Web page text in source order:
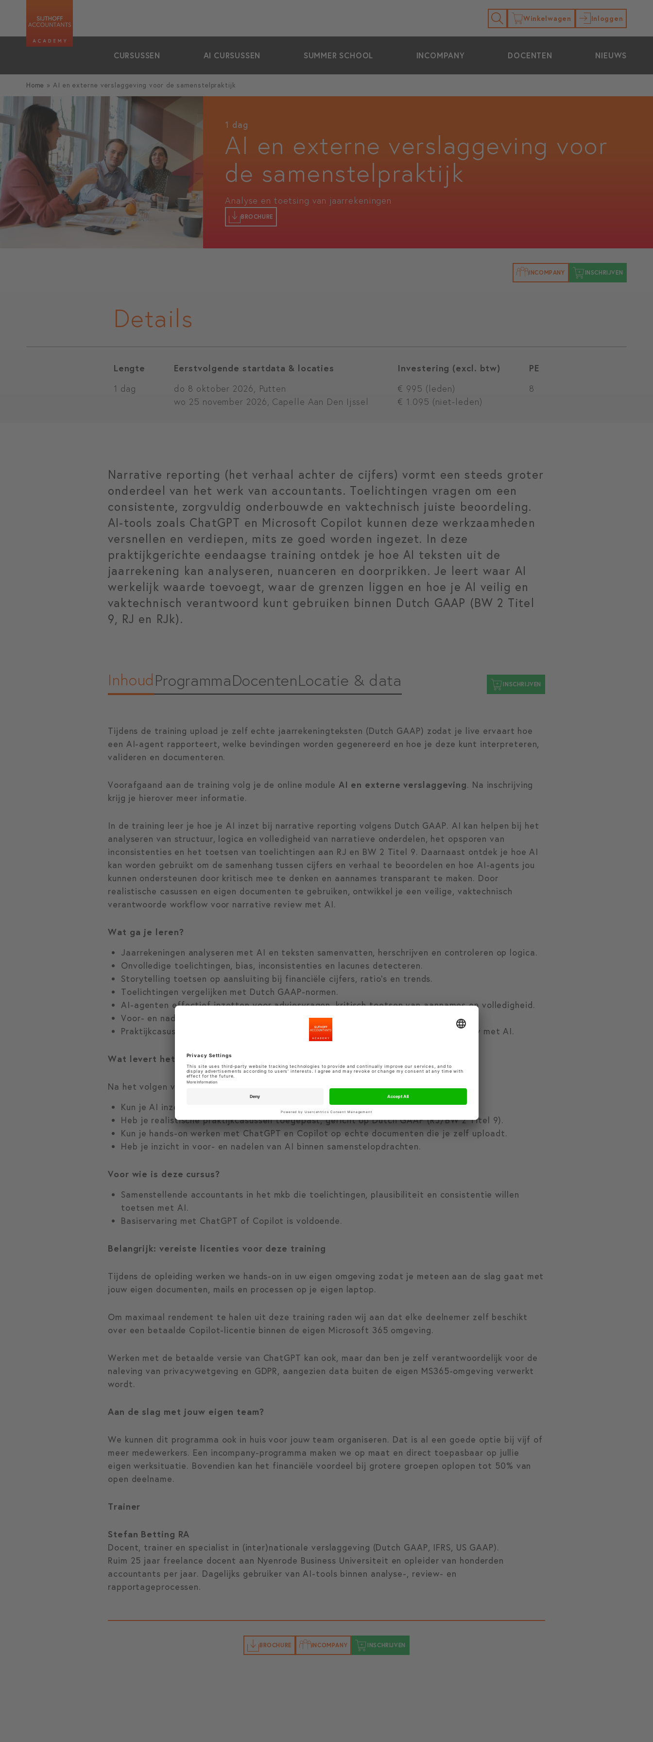
Winkelwagen Inloggen
CURSUSSEN AI CURSUSSEN SUMMER SCHOOL INCOMPANY DOCENTEN NIEUWS
Home »AI en externe verslaggeving voor de samenstelpraktijk
1 dag
AI en externe verslaggeving voor
de samenstelpraktijk
Analyse en toetsing van jaarrekeningen
BROCHURE
INCOMPANY INSCHRIJVEN
Details
Lengte
1 dag
Eerstvolgende startdata & locaties
do 8 oktober 2026, Putten
wo 25 november 2026, Capelle Aan Den Ijssel
Investering (excl. btw)
€ 995 (leden)
€ 1.095 (niet-leden)
PE
8
Narrative reporting (het verhaal achter de cijfers) vormt een steeds groter
onderdeel van het werk van accountants. Toelichtingen vragen om een
consistente, zorgvuldig onderbouwde en vaktechnisch juiste beoordeling.
AI-tools zoals ChatGPT en Microsoft Copilot kunnen deze werkzaamheden
versnellen en verdiepen, mits ze goed worden ingezet. In deze
praktijkgerichte eendaagse training ontdek je hoe AI teksten uit de
jaarrekening kan analyseren, nuanceren en doorprikken. Je leert waar AI
werkelijk waarde toevoegt, waar de grenzen liggen en hoe je AI veilig en
vaktechnisch verantwoord kunt gebruiken binnen Dutch GAAP (BW 2 Titel
9, RJ en RJk).
InhoudProgrammaDocentenLocatie & data INSCHRIJVEN
Tijdens de training upload je zelf echte jaarrekeningteksten (Dutch GAAP) zodat je live ervaart hoe
een AI-agent rapporteert, welke bevindingen worden gegenereerd en hoe je deze kunt interpreteren,
valideren en documenteren.
Voorafgaand aan de training volg je de online module AI en externe verslaggeving. Na inschrijving
krijg je hierover meer informatie.
In de training leer je hoe je AI inzet bij narrative reporting volgens Dutch GAAP. AI kan helpen bij het
analyseren van structuur, logica en volledigheid van narratieve onderdelen, het opsporen van
inconsistenties en het toetsen van toelichtingen aan RJ en BW 2 Titel 9. Daarnaast ontdek je hoe AI
kan worden gebruikt om de samenhang tussen cijfers en verhaal te beoordelen en hoe AI-agents jou
kunnen ondersteunen door kritisch mee te denken en aannames transparant te maken. Door
realistische casussen en eigen documenten te gebruiken, ontwikkel je een veilige, vaktechnisch
verantwoorde workflow voor narrative review met AI.
Wat ga je leren?
Jaarrekeningen analyseren met AI en teksten samenvatten, herschrijven en controleren op logica.
Onvolledige toelichtingen, bias, inconsistenties en lacunes detecteren.
Storytelling toetsen op aansluiting bij financiële cijfers, ratio’s en trends.
Toelichtingen vergelijken met Dutch GAAP-normen.
AI-agenten effectief inzetten voor adviesvragen, kritisch toetsen van aannames en volledigheid.
Voor- en nadelen van AI-review in de praktijk herkennen en veilig interpreteren.
Praktijkcasussen doorlopen en een eigen workflow ontwikkelen voor narrative review met AI.
Wat levert het je op?
Na het volgen van deze training:
Kun je AI inzetten bij narrative reporting.
Heb je realistische praktijkcasussen toegepast, gericht op Dutch GAAP (RJ/BW 2 Titel 9).
Kun je hands-on werken met ChatGPT en Copilot op echte documenten die je zelf uploadt.
Heb je inzicht in voor- en nadelen van AI binnen samenstelopdrachten.
Voor wie is deze cursus?
Samenstellende accountants in het mkb die toelichtingen, plausibiliteit en consistentie willen
toetsen met AI.
Basiservaring met ChatGPT of Copilot is voldoende.
Belangrijk: vereiste licenties voor deze training
Tijdens de opleiding werken we hands-on in uw eigen omgeving zodat je meteen aan de slag gaat met
jouw eigen documenten, mails en processen op je eigen laptop.
Om maximaal rendement te halen uit deze training raden wij aan dat elke deelnemer zelf beschikt
over een betaalde Copilot-licentie binnen de eigen Microsoft 365 omgeving.
Werken met de betaalde versie van ChatGPT kan ook, maar dan ben je zelf verantwoordelijk voor de
naleving van privacywetgeving en GDPR, aangezien data buiten de eigen MS365-omgeving verwerkt
wordt.
Aan de slag met jouw eigen team?
We kunnen dit programma ook in huis voor jouw team organiseren. Dat is al een goede optie bij vijf of
meer medewerkers. Een incompany-programma maken we op maat en direct toepasbaar op jullie
eigen werksituatie. Bovendien kan het financiële voordeel bij grotere groepen oplopen tot 50% van
open deelname.
Trainer
Stefan Betting RA
Docent, trainer en specialist in (inter)nationale verslaggeving (Dutch GAAP, IFRS, US GAAP).
Ruim 25 jaar freelance docent aan Nyenrode Business Universiteit en opleider van honderden
accountants per jaar. Dagelijks gebruiker van AI-tools binnen analyse-, review- en
rapportageprocessen.
BROCHURE INCOMPANY INSCHRIJVEN